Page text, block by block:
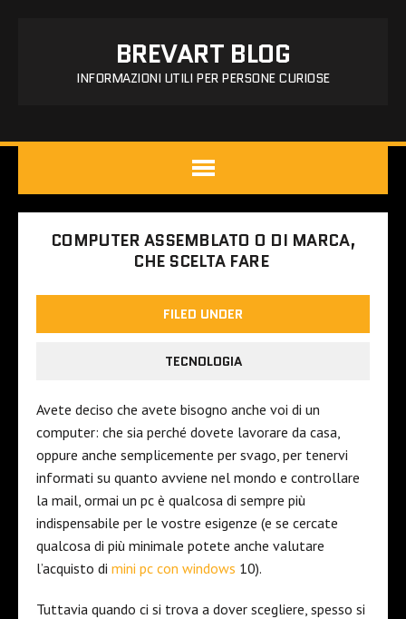
BREVART BLOG
INFORMAZIONI UTILI PER PERSONE CURIOSE
COMPUTER ASSEMBLATO O DI MARCA,
CHE SCELTA FARE
FILED UNDER
TECNOLOGIA
Avete deciso che avete bisogno anche voi di un
computer: che sia perché dovete lavorare da casa,
oppure anche semplicemente per svago, per tenervi
informati su quanto avviene nel mondo e controllare
la mail, ormai un pc è qualcosa di sempre più
indispensabile per le vostre esigenze (e se cercate
qualcosa di più minimale potete anche valutare
l’acquisto di mini pc con windows 10).
Tuttavia quando ci si trova a dover scegliere, spesso si